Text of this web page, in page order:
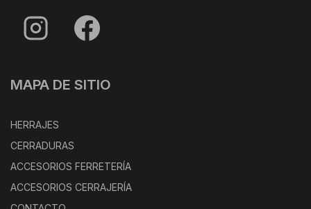
MAPA DE SITIO
HERRAJES
CERRADURAS
ACCESORIOS FERRETERÍA
ACCESORIOS CERRAJERÍA